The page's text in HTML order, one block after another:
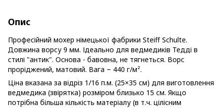
Опис
Професійний мохер німецької фабрики Steiff Schulte.
Довжина ворсу 9 мм. Ідеально для ведмедиків Тедді в
стилі "антик". Основа - бавовна, не тягнеться. Ворс
проріджений, матовий. Вага ~ 440 г/м².
Ціна вказана за відріз 1/16 п.м. (25×35 см) для виготовлення
ведмедика (звірятка) розміром близько 15 см. Якщо
потрібна більша кількість матеріалу (в т.ч. цілісним